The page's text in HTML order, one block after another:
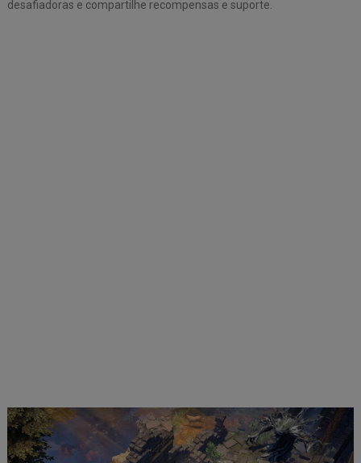
desafiadoras e compartilhe recompensas e suporte.